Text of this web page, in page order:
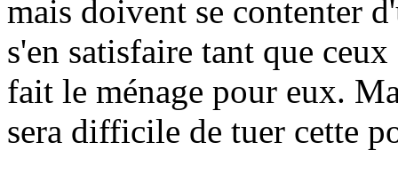
mais doivent se contenter
s'en satisfaire tant que
fait le ménage pour eux.
sera difficile de tuer cette